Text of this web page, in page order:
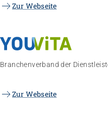
Zur Webseite
Branchenverband der
Zur Webseite